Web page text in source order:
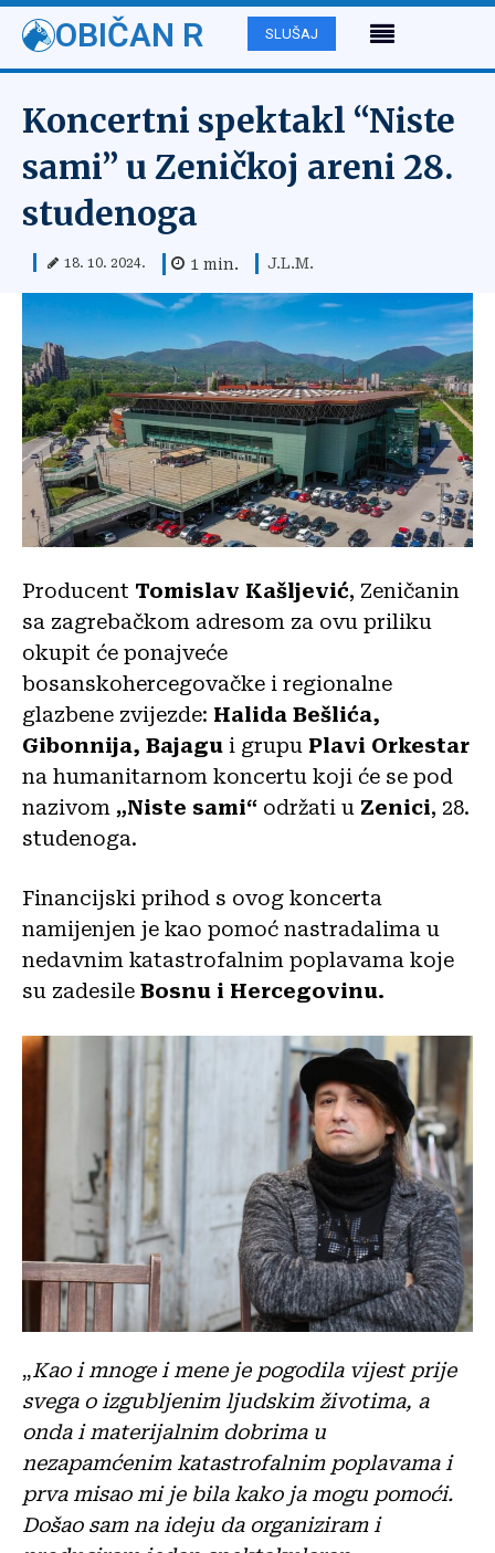
OBIČAN R SLUŠAJ
Koncertni spektakl “Niste
sami” u Zeničkoj areni 28.
studenoga
18. 10. 2024. 1 min. J.L.M.
Producent Tomislav Kašljević, Zeničanin
sa zagrebačkom adresom za ovu priliku
okupit će ponajveće
bosanskohercegovačke i regionalne
glazbene zvijezde: Halida Bešlića,
Gibonnija, Bajagu i grupu Plavi Orkestar
na humanitarnom koncertu koji će se pod
nazivom „Niste sami“ održati u Zenici, 28.
studenoga.
Financijski prihod s ovog koncerta
namijenjen je kao pomoć nastradalima u
nedavnim katastrofalnim poplavama koje
su zadesile Bosnu i Hercegovinu.
„Kao i mnoge i mene je pogodila vijest prije
svega o izgubljenim ljudskim životima, a
onda i materijalnim dobrima u
nezapamćenim katastrofalnim poplavama i
prva misao mi je bila kako ja mogu pomoći.
Došao sam na ideju da organiziram i